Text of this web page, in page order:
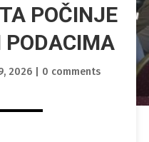
POČINJE
2026 0 comments